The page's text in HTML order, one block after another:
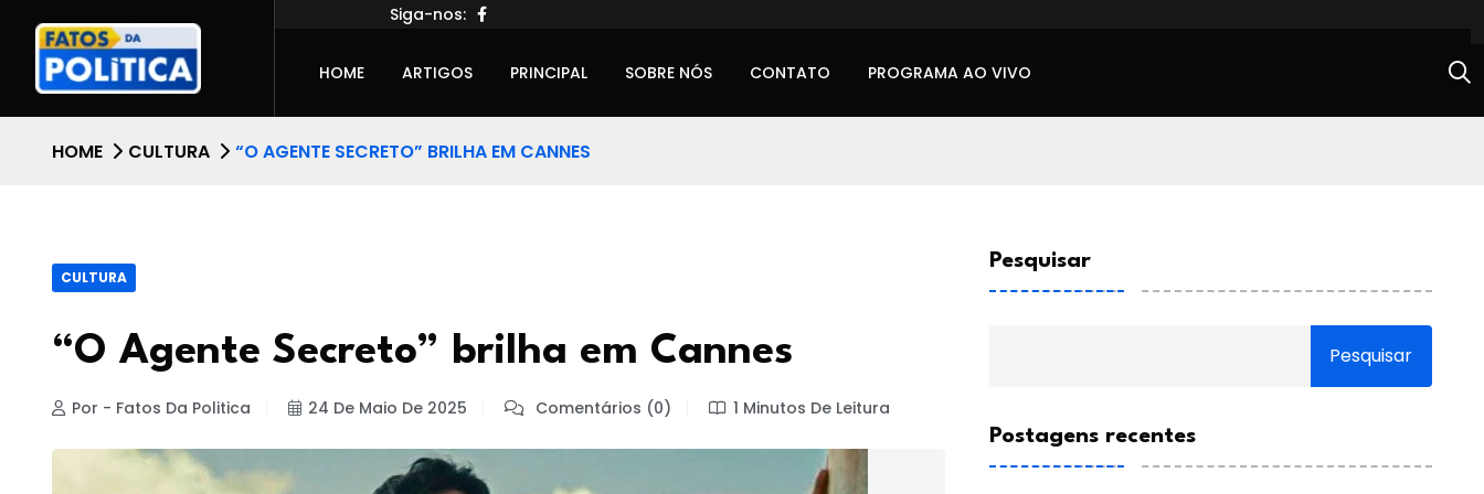
Siga-nos:
HOME ARTIGOS PRINCIPAL SOBRE NÓS CONTATO PROGRAMA AO VIVO
HOME CULTURA “O AGENTE SECRETO” BRILHA EM CANNES
CULTURA
“O Agente Secreto” brilha em Cannes
Por - Fatos Da Politica 24 De Maio De 2025 Comentários (0) 1 Minutos De Leitura
Pesquisar
Pesquisar
Postagens recentes